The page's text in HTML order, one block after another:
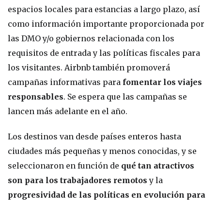
espacios locales para estancias a largo plazo, así
como información importante proporcionada por
las DMO y/o gobiernos relacionada con los
requisitos de entrada y las políticas fiscales para
los visitantes. Airbnb también promoverá
campañas informativas para fomentar los viajes
responsables. Se espera que las campañas se
lancen más adelante en el año.
Los destinos van desde países enteros hasta
ciudades más pequeñas y menos conocidas, y se
seleccionaron en función de qué tan atractivos
son para los trabajadores remotos y la
progresividad de las políticas en evolución para